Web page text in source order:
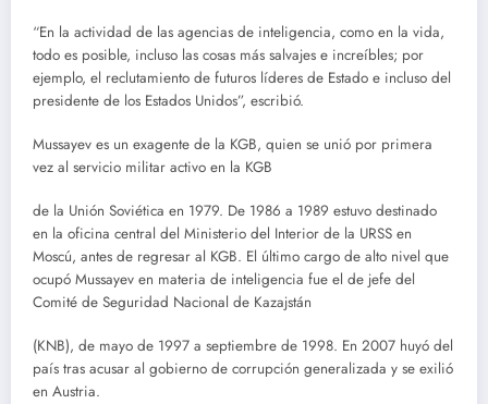
“En la actividad de las agencias de inteligencia, como en la vida,
todo es posible, incluso las cosas más salvajes e increíbles; por
ejemplo, el reclutamiento de futuros líderes de Estado e incluso del
presidente de los Estados Unidos”, escribió.
Mussayev es un exagente de la KGB, quien se unió por primera
vez al servicio militar activo en la KGB
de la Unión Soviética en 1979. De 1986 a 1989 estuvo destinado
en la oficina central del Ministerio del Interior de la URSS en
Moscú, antes de regresar al KGB. El último cargo de alto nivel que
ocupó Mussayev en materia de inteligencia fue el de jefe del
Comité de Seguridad Nacional de Kazajstán
(KNB), de mayo de 1997 a septiembre de 1998. En 2007 huyó del
país tras acusar al gobierno de corrupción generalizada y se exilió
en Austria.